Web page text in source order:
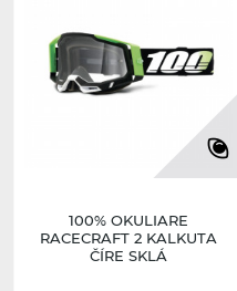
100% OKULIARE
RACECRAFT 2 KALKUTA
ČÍRE SKLÁ